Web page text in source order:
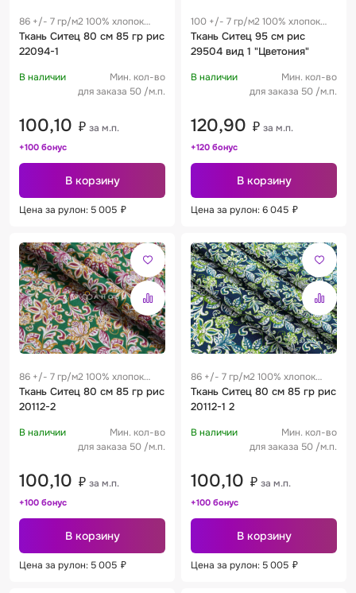
86 +/- 7 гр/м2 100% хлопок
0.28 м
Ткань Ситец 80 см 85 гр рис
22094-1
В наличии
Мин. кол-во
для заказа 50 /м.п.
100,10 ₽ за м.п.
+100 бонус
В корзину
Цена за рулон: 5 005 ₽
100 +/- 7 гр/м2 100% хлопок
0.19 м
Ткань Ситец 95 см рис
29504 вид 1 "Цветония"
В наличии
Мин. кол-во
для заказа 50 /м.п.
120,90 ₽ за м.п.
+120 бонус
В корзину
Цена за рулон: 6 045 ₽
86 +/- 7 гр/м2 100% хлопок
0.28 м
Ткань Ситец 80 см 85 гр рис
20112-2
В наличии
Мин. кол-во
для заказа 50 /м.п.
100,10 ₽ за м.п.
+100 бонус
В корзину
Цена за рулон: 5 005 ₽
86 +/- 7 гр/м2 100% хлопок
0.28 м
Ткань Ситец 80 см 85 гр рис
20112-1 2
В наличии
Мин. кол-во
для заказа 50 /м.п.
100,10 ₽ за м.п.
+100 бонус
В корзину
Цена за рулон: 5 005 ₽